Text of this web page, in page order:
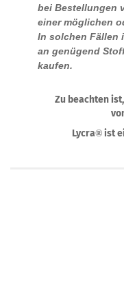
bei Bestellungen
einer möglichen
In solchen Fällen
an genügend
kaufen.
Zu beachten
Lycra® ist